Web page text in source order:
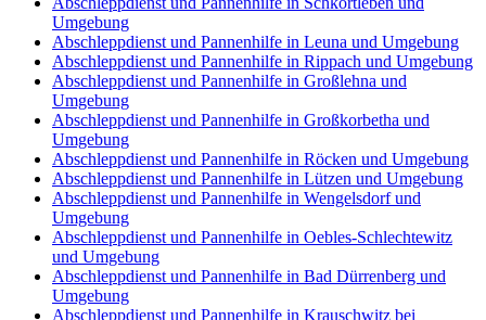
Umgebung
Abschleppdienst und Pannenhilfe in Leuna und Umgebung
Abschleppdienst und Pannenhilfe in Rippach und Umgebung
Abschleppdienst und Pannenhilfe in Großlehna und
Umgebung
Abschleppdienst und Pannenhilfe in Großkorbetha und
Umgebung
Abschleppdienst und Pannenhilfe in Röcken und Umgebung
Abschleppdienst und Pannenhilfe in Lützen und Umgebung
Abschleppdienst und Pannenhilfe in Wengelsdorf und
Umgebung
Abschleppdienst und Pannenhilfe in Oebles-Schlechtewitz
und Umgebung
Abschleppdienst und Pannenhilfe in Bad Dürrenberg und
Umgebung
Abschleppdienst und Pannenhilfe in Krauschwitz bei